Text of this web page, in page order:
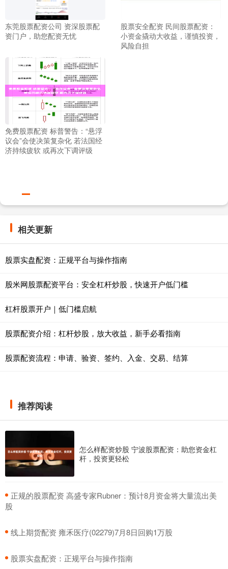
东莞股票配资公司 资深股票配
资门户，助您配资无忧
股票安全配资 民间股票配资：
小资金撬动大收益，谨慎投资，
风险自担
免费股票配资 标普警告：“悬浮
议会”会使决策复杂化 若法国经
济持续疲软 或再次下调评级
相关更新
股票实盘配资：正规平台与操作指南
股米网股票配资平台：安全杠杆炒股，快速开户低门槛
杠杆股票开户｜低门槛启航
股票配资介绍：杠杆炒股，放大收益，新手必看指南
股票配资流程：申请、验资、签约、入金、交易、结算
推荐阅读
怎么样配资炒股 宁波股票配资：助您资金杠
杆，投资更轻松
​正规的股票配资 高盛专家Rubner：预计8月资金将大量流出美
股
​线上期货配资 雍禾医疗(02279)7月8日回购1万股
​股票实盘配资：正规平台与操作指南